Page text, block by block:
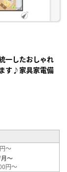
一したおしゃれ
す♪家具家電備
～
～
円～